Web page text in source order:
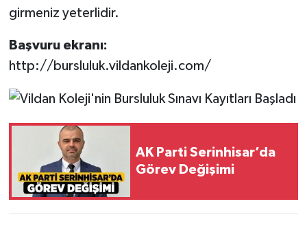
girmeniz yeterlidir.
Başvuru ekranı:
http://bursluluk.vildankoleji.com/
AK Parti Serinhisar’da
Görev Değişimi